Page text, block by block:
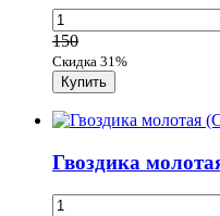
150
Скидка 31%
Гвоздика